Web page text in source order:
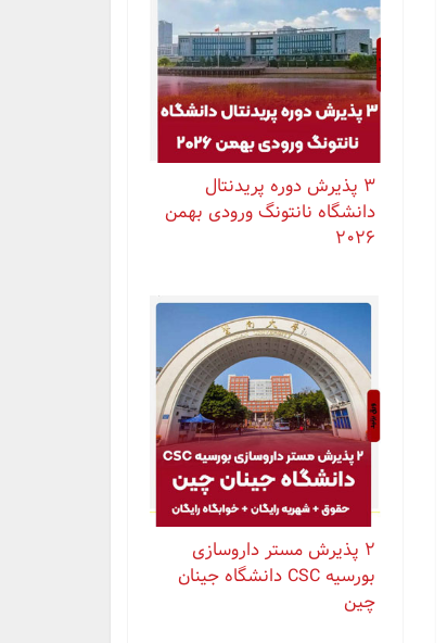
۳ پذیرش دوره پریدنتال
دانشگاه نانتونگ ورودی بهمن
۲۰۲۶
۲ پذیرش مستر داروسازی
بورسیه CSC دانشگاه جینان
چین